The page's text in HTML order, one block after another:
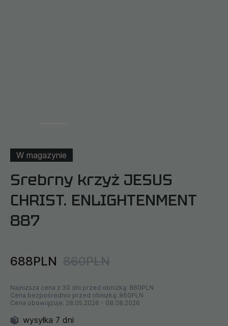
W magazynie
Srebrny krzyż JESUS
CHRIST. ENLIGHTENMENT
887
688PLN 860PLN
Najniższa cena z 30 dni przed obniżką: 860PLN
Cena bezpośrednio przed obniżką: 860PLN
Cena obowiązuje: 28.05.2026 - 08.08.2026
wysyłka 7 dni